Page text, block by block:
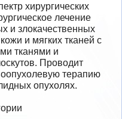
хирургических
лечение
и злокачественных
и мягких тканей с
тканями и
Проводит
терапию
опухолях.